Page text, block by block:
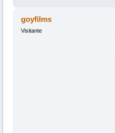
goyfilms
Visitante